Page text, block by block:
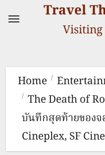
Travel
Home
The Death of
บันทึกสุดท้ายของ
Cineplex, SF